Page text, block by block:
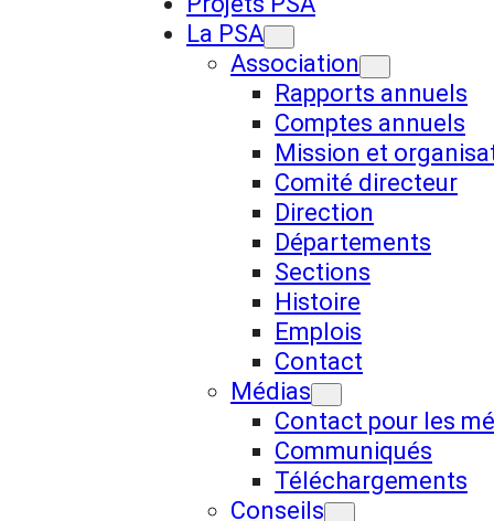
La PSA
Association
Rapports annuels
Comptes annuels
Mission et
Comité directeur
Direction
Départements
Sections
Histoire
Emplois
Contact
Médias
Contact pour les
Communiqués
Téléchargements
Conseils